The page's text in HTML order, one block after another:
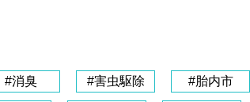
#消臭 #害虫駆除 #胎内市